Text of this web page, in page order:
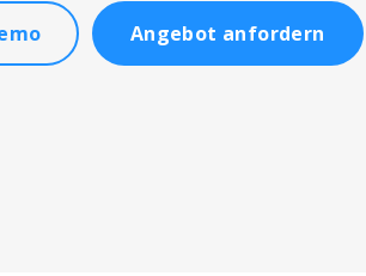
Angebot anfordern